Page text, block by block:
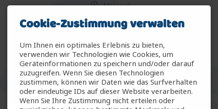
Mägenwil
Temp & Fest
Allrounder Gartenbau (m/w/d)
Arbon
Temp & Fest
Cookie-Zustimmung verwalten
Um Ihnen ein optimales Erlebnis zu bieten,
verwenden wir Technologien wie Cookies, um
Geräteinformationen zu speichern und/oder darauf
zuzugreifen. Wenn Sie diesen Technologien
zustimmen, können wir Daten wie das Surfverhalten
oder eindeutige IDs auf dieser Website verarbeiten.
Wenn Sie Ihre Zustimmung nicht erteilen oder